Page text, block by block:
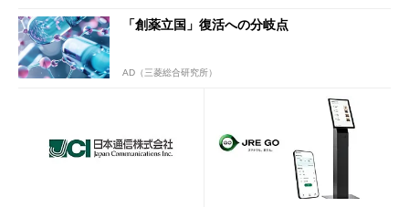
「創薬立国」復活への分岐点
AD（三菱総合研究所）